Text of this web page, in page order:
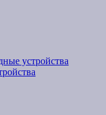
устройства